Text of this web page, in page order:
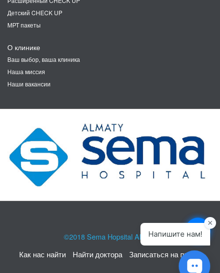
Детский CHECK UP
МРТ пакеты
О клинике
Ваш выбор, ваша клиника
Наша миссия
Наши вакансии
©2018Sema Hopsital Almaty
Как нас найти
Найти доктора Записаться на прием